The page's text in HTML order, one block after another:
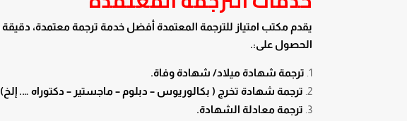
الحصول على:.
ترجمة شهادة ميلاد/ شهادة وفاة.
ترجمة شهادة تخرج ( بكالوريوس – دبلوم – ماجستير – دكتوراه …. إلخ)
ترجمة معادلة الشهادة.